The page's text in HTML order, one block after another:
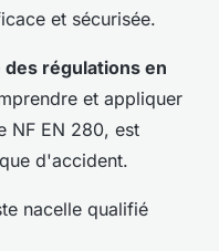
et sécurisée.
régulations en
et appliquer
NF EN 280, est
d'accident.
nacelle qualifié